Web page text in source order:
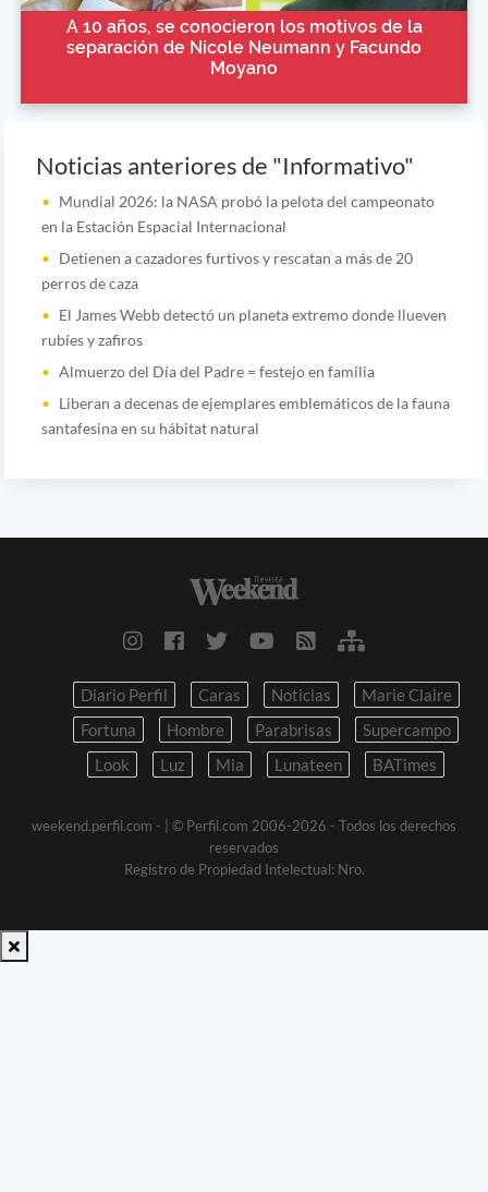
A 10 años, se conocieron los motivos de la
separación de Nicole Neumann y Facundo
Moyano
Noticias anteriores de "Informativo"
Mundial 2026: la NASA probó la pelota del campeonato
en la Estación Espacial Internacional
Detienen a cazadores furtivos y rescatan a más de 20
perros de caza
El James Webb detectó un planeta extremo donde llueven
rubíes y zafiros
Almuerzo del Día del Padre = festejo en familia
Liberan a decenas de ejemplares emblemáticos de la fauna
santafesina en su hábitat natural
Diario Perfil Caras Noticias
Marie Claire
Fortuna
Hombre Parabrisas
Supercampo
Look
Luz Mia Lunateen BATimes
weekend.perfil.com -
| © Perfil.com 2006-2026 - Todos los derechos
reservados
Registro de Propiedad Intelectual: Nro.